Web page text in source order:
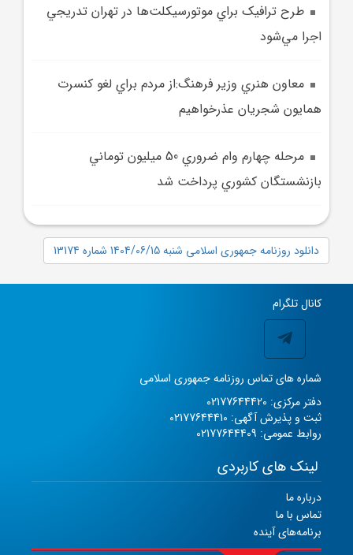
طرح ترافيک براي موتورسيکلت‌ها در تهران تدريجي
اجرا مي‌شود
معاون هنري وزير فرهنگ:از مردم براي لغو کنسرت
همايون شجريان عذرخواهيم
مرحله چهارم وام ضروري 50 ميليون توماني
بازنشستگان کشوري پرداخت شد
دانلود روزنامه جمهوری اسلامی شنبه 1404/06/15 شماره 13174
کانال تلگرام
شماره های تماس روزنامه جمهوری اسلامی
دفتر مرکزی: 02177644420
ثبت و پذیرش آگهی: 02177644410
روابط عمومی: 02177644409
لینک های کاربردی
درباره ما
تماس با ما
برنامه‌های آینده